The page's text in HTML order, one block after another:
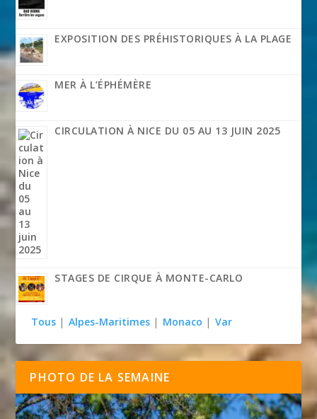
EXPOSITION DES PRÉHISTORIQUES À LA PLAGE
MER À L’ÉPHÉMÈRE
CIRCULATION À NICE DU 05 AU 13 JUIN 2025
STAGES DE CIRQUE À MONTE-CARLO
Tous | Alpes-Maritimes | Monaco | Var
PHOTO DE LA SEMAINE